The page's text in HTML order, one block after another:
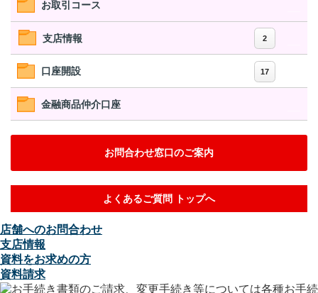
お取引コース
支店情報 2
口座開設 17
金融商品仲介口座
お問合わせ窓口のご案内
よくあるご質問 トップへ
店舗へのお問合わせ
支店情報
資料をお求めの方
資料請求